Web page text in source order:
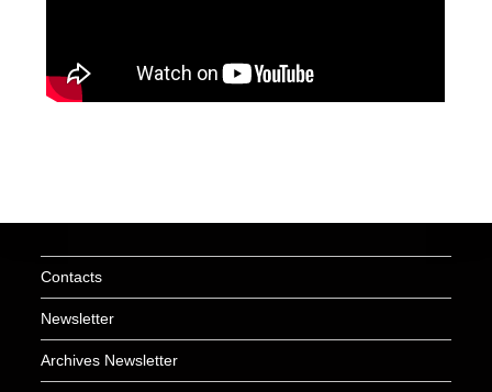
Contacts
Newsletter
Archives Newsletter